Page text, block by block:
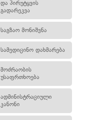
და პირუტყვის
გადარეკვა
საგზაო მონიშვნა
სამედიცინო დახმარება
მოძრაობის
უსაფრთხოება
ადმინისტრაციული
კანონი